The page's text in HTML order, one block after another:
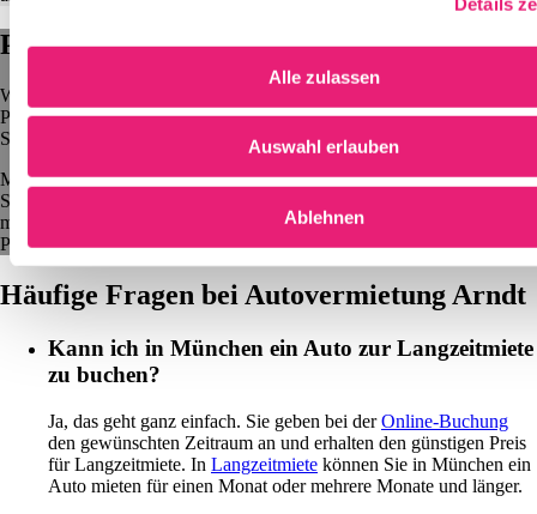
Alle zulassen
Auswahl erlauben
Ablehnen
Parken in München
Wer ein Auto mietet, wird auch parken wollen. Die Parkgebühren in
Parkhäusern der Innenstadt belaufen sich auf 5 bis 18 EUR für zwei
Stunden. Hier ist eine
Übersicht der Parkhäuser in München
Machen Sie es sich einfach! Für das Parken am Straßenrand können
Sie die kostenlose Handy-App HandyParken verwenden. Damit kann
man seinen Parkschein übers Handy lösen. Die Suche nach dem
Parkautomaten entfällt und die App erinnert, wenn die Parkzeit abläuft.
Häufige Fragen bei Autovermietung Arndt
Kann ich in München ein Auto zur Langzeitmiete
zu buchen?
Ja, das geht ganz einfach. Sie geben bei derOnline-Buchung
den gewünschten Zeitraum an und erhalten den günstigen Preis
für Langzeitmiete. In Langzeitmiete können Sie in München ein
Auto mieten für einen Monat oder mehrere Monate und länger.